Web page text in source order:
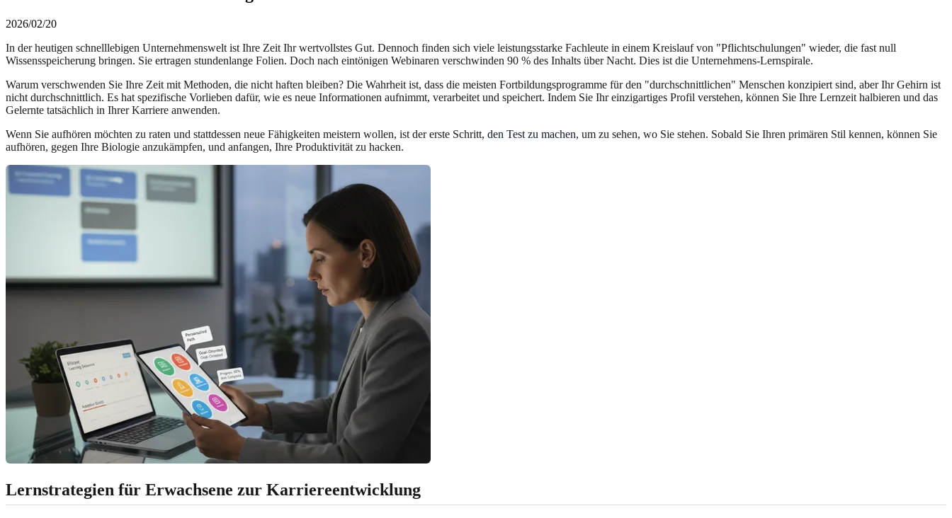
2026/02/20
In der heutigen schnelllebigen Unternehmenswelt ist Ihre Zeit Ihr wertvollstes Gut. Dennoch finden sich viele leistungsstarke Fachleute in einem Kreislauf von "Pflichtschulungen" wieder, die fast null
Wissensspeicherung bringen. Sie ertragen stundenlange Folien. Doch nach eintönigen Webinaren verschwinden 90 % des Inhalts über Nacht. Dies ist die Unternehmens-Lernspirale.
Warum verschwenden Sie Ihre Zeit mit Methoden, die nicht haften bleiben? Die Wahrheit ist, dass die meisten Fortbildungsprogramme für den "durchschnittlichen" Menschen konzipiert sind, aber Ihr Gehirn ist
nicht durchschnittlich. Es hat spezifische Vorlieben dafür, wie es neue Informationen aufnimmt, verarbeitet und speichert. Indem Sie Ihr einzigartiges Profil verstehen, können Sie Ihre Lernzeit halbieren und das
Gelernte tatsächlich in Ihrer Karriere anwenden.
Wenn Sie aufhören möchten zu raten und stattdessen neue Fähigkeiten meistern wollen, ist der erste Schritt, den Test zu machen, um zu sehen, wo Sie stehen. Sobald Sie Ihren primären Stil kennen, können Sie
aufhören, gegen Ihre Biologie anzukämpfen, und anfangen, Ihre Produktivität zu hacken.
Lernstrategien für Erwachsene zur Karriereentwicklung